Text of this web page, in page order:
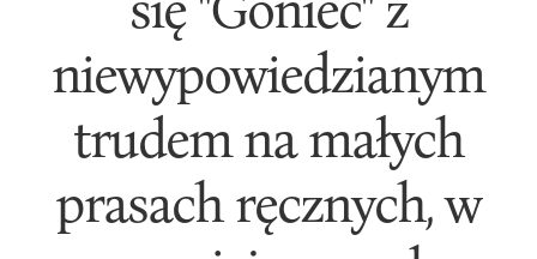
niewypowiedzianym
trudem na małych
prasach ręcznych, w